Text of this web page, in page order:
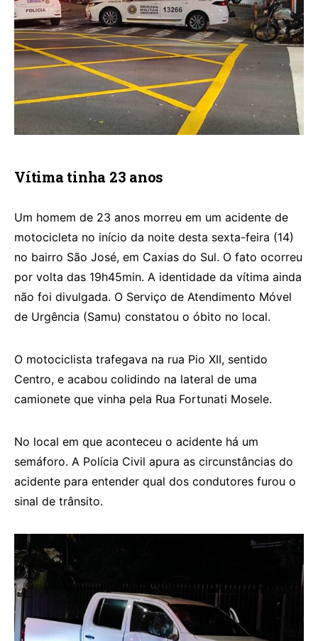
Vítima tinha 23 anos
Um homem de 23 anos morreu em um acidente de
motocicleta no início da noite desta sexta-feira (14)
no bairro São José, em Caxias do Sul. O fato ocorreu
por volta das 19h45min. A identidade da vítima ainda
não foi divulgada. O Serviço de Atendimento Móvel
de Urgência (Samu) constatou o óbito no local.
O motociclista trafegava na rua Pio XII, sentido
Centro, e acabou colidindo na lateral de uma
camionete que vinha pela Rua Fortunati Mosele.
No local em que aconteceu o acidente há um
semáforo. A Polícia Civil apura as circunstâncias do
acidente para entender qual dos condutores furou o
sinal de trânsito.